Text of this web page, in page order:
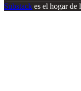
Substack es el hogar de